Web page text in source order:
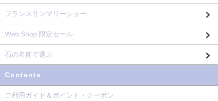
フランスサンマリーショー
Web Shop 限定セール
石の名前で選ぶ
Contents
ご利用ガイド＆ポイント・クーポン